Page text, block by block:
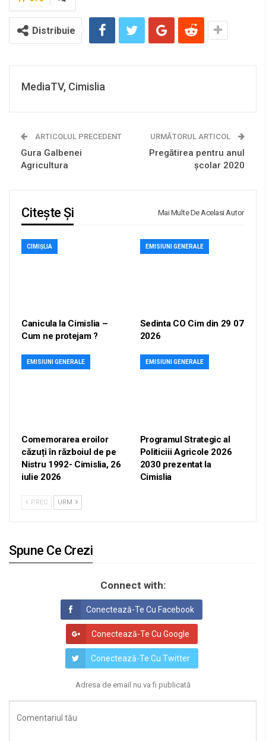
Distribuie
MediaTV, Cimislia
ARTICOLUL PRECEDENT
Gura Galbenei
Agricultura
URMĂTORUL ARTICOL
Pregătirea pentru anul
școlar 2020
Citește Și Mai Multe De Acelasi Autor
CIMIȘLIA
Canicula la Cimislia –
Cum ne protejam ?
EMISIUNI GENERALE
Sedinta CO Cim din 29 07
2026
EMISIUNI GENERALE
Comemorarea eroilor
căzuți în războiul de pe
Nistru 1992- Cimislia, 26
iulie 2026
EMISIUNI GENERALE
Programul Strategic al
Politiciii Agricole 2026
2030 prezentat la
Cimislia
PREC URM
Spune Ce Crezi
Connect with:
Conectează-Te Cu Facebook
Conectează-Te Cu Google
Conectează-Te Cu Twitter
Adresa de email nu va fi publicată